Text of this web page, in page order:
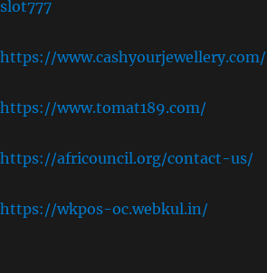
slot777
https://www.cashyourjewellery.com/
https://www.tomat189.com/
https://africouncil.org/contact-us/
https://wkpos-oc.webkul.in/